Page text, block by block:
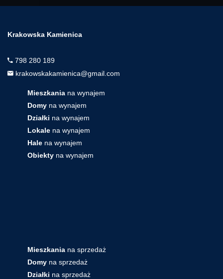
Krakowska Kamienica
798 280 189
krakowskakamienica@gmail.com
Mieszkania na wynajem
Domy na wynajem
Działki na wynajem
Lokale na wynajem
Hale na wynajem
Obiekty na wynajem
Mieszkania na sprzedaż
Domy na sprzedaż
Działki na sprzedaż